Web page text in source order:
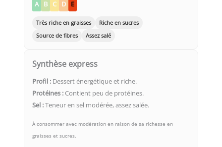
A B C D E
Très riche en graisses
Riche en sucres
Source de fibres
Assez salé
Synthèse express
Profil : Dessert énergétique et riche.
Protéines : Contient peu de protéines.
Sel :Teneur en sel modérée, assez salée.
À consommer avec modération en raison de sa richesse en
graisses et sucres.